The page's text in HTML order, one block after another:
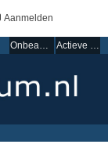
Aanmelden
Onbeantwoorde onderwerpen Actieve onderwerpen